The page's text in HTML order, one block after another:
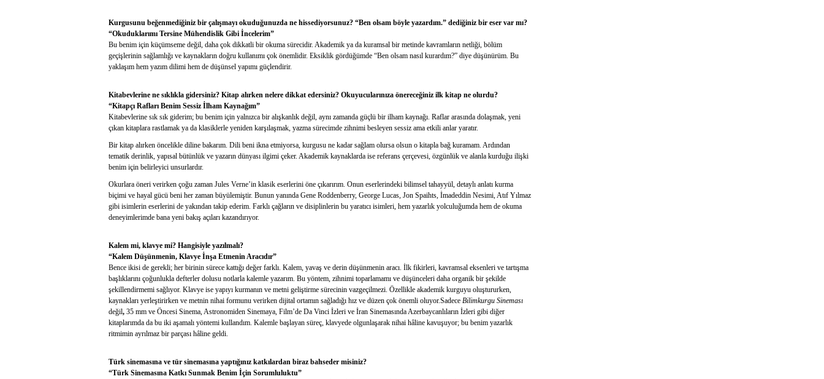
Kurgusunu beğenmediğiniz bir çalışmayı okuduğunuzda ne hissediyorsunuz? “Ben olsam böyle yazardım.” dediğiniz bir eser var mı?
“Okuduklarımı Tersine Mühendislik Gibi İncelerim”
Bu benim için küçümseme değil, daha çok dikkatli bir okuma sürecidir. Akademik ya da kuramsal bir metinde kavramların netliği, bölüm
geçişlerinin sağlamlığı ve kaynakların doğru kullanımı çok önemlidir. Eksiklik gördüğümde “Ben olsam nasıl kurardım?” diye düşünürüm. Bu
yaklaşım hem yazım dilimi hem de düşünsel yapımı güçlendirir.
Kitabevlerine ne sıklıkla gidersiniz? Kitap alırken nelere dikkat edersiniz? Okuyucularınıza önereceğiniz ilk kitap ne olurdu?
“Kitapçı Rafları Benim Sessiz İlham Kaynağım”
Kitabevlerine sık sık giderim; bu benim için yalnızca bir alışkanlık değil, aynı zamanda güçlü bir ilham kaynağı. Raflar arasında dolaşmak, yeni
çıkan kitaplara rastlamak ya da klasiklerle yeniden karşılaşmak, yazma sürecimde zihnimi besleyen sessiz ama etkili anlar yaratır.
Bir kitap alırken öncelikle diline bakarım. Dili beni ikna etmiyorsa, kurgusu ne kadar sağlam olursa olsun o kitapla bağ kuramam. Ardından
tematik derinlik, yapısal bütünlük ve yazarın dünyası ilgimi çeker. Akademik kaynaklarda ise referans çerçevesi, özgünlük ve alanla kurduğu ilişki
benim için belirleyici unsurlardır.
Okurlara öneri verirken çoğu zaman Jules Verne’in klasik eserlerini öne çıkarırım. Onun eserlerindeki bilimsel tahayyül, detaylı anlatı kurma
biçimi ve hayal gücü beni her zaman büyülemiştir. Bunun yanında Gene Roddenberry, George Lucas, Jon Spaihts, İmadeddin Nesimi, Atıf Yılmaz
gibi isimlerin eserlerini de yakından takip ederim. Farklı çağların ve disiplinlerin bu yaratıcı isimleri, hem yazarlık yolculuğumda hem de okuma
deneyimlerimde bana yeni bakış açıları kazandırıyor.
Kalem mi, klavye mi? Hangisiyle yazılmalı?
“Kalem Düşünmenin, Klavye İnşa Etmenin Aracıdır”
Bence ikisi de gerekli; her birinin sürece kattığı değer farklı. Kalem, yavaş ve derin düşünmenin aracı. İlk fikirleri, kavramsal eksenleri ve tartışma
başlıklarını çoğunlukla defterler dolusu notlarla kalemle yazarım. Bu yöntem, zihnimi toparlamamı ve düşünceleri daha organik bir şekilde
şekillendirmemi sağlıyor. Klavye ise yapıyı kurmanın ve metni geliştirme sürecinin vazgeçilmezi. Özellikle akademik kurguyu oluştururken,
kaynakları yerleştirirken ve metnin nihai formunu verirken dijital ortamın sağladığı hız ve düzen çok önemli oluyor.Sadece Bilimkurgu Sineması
değil, 35 mm ve Öncesi Sinema, Astronomiden Sinemaya, Film’de Da Vinci İzleri ve İran Sinemasında Azerbaycanlıların İzleri gibi diğer
kitaplarımda da bu iki aşamalı yöntemi kullandım. Kalemle başlayan süreç, klavyede olgunlaşarak nihai hâline kavuşuyor; bu benim yazarlık
ritmimin ayrılmaz bir parçası hâline geldi.
Türk sinemasına ve tür sinemasına yaptığınız katkılardan biraz bahseder misiniz?
“Türk Sinemasına Katkı Sunmak Benim İçin Sorumluluktu”